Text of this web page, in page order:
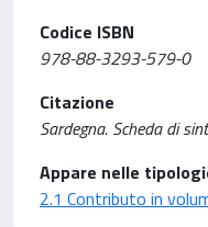
Codice ISBN
978-88-3293-579-0
Citazione
Sardegna. Scheda di
Appare nelle
2.1 Contributo in